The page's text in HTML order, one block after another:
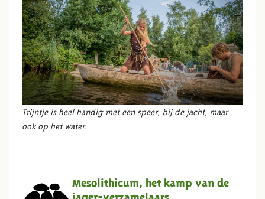
Trijntje is heel handig met een speer, bij de jacht, maar
ook op het water.
Mesolithicum, het kamp van de
jager-verzamelaars